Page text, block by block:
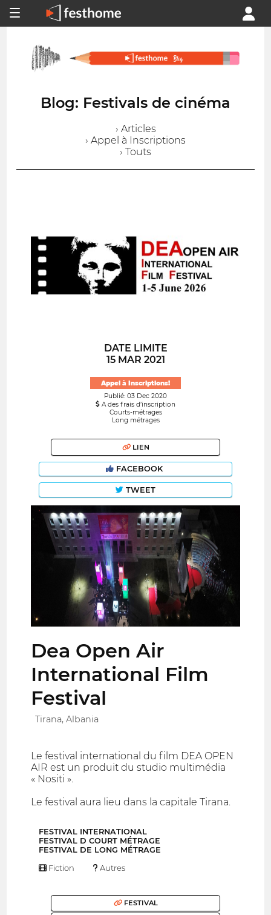
Blog: Festivals de cinéma
› Articles
› Appel à Inscriptions
› Touts
DATE LIMITE
15 MAR 2021
Appel à Inscriptions!
Publié: 03 Dec 2020
A des frais d’inscription
Courts-métrages
Long métrages
LIEN
FACEBOOK
TWEET
Dea Open Air
International Film
Festival
Tirana, Albania
Le festival international du film DEA OPEN
AIR est un produit du studio multimédia
« Nositi ».
Le festival aura lieu dans la capitale Tirana.
FESTIVAL INTERNATIONAL
FESTIVAL D COURT MÉTRAGE
FESTIVAL DE LONG MÉTRAGE
Fiction Autres
FESTIVAL